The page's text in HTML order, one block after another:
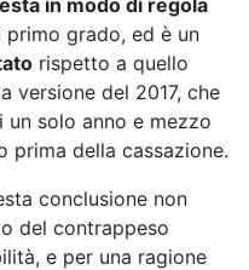
grado, ed è un
rispetto a quello
versione del 2017, che
un solo anno e mezzo
prima della cassazione.
conclusione non
del contrappeso
e per una ragione